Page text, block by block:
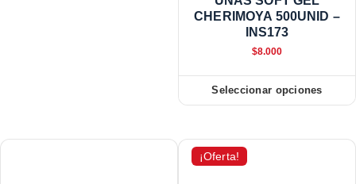
CHERIMOYA 500UNID –
INS173
$8.000
Seleccionar opciones
¡Oferta!